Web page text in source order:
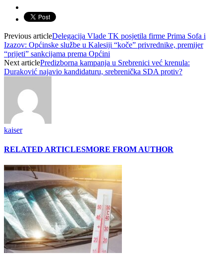
Previous articleDelegacija Vlade TK posjetila firme Prima Sofa i
Izazov: Općinske službe u Kalesiji “koče” privrednike, premijer
“prijeti” sankcijama prema Općini
Next articlePredizborna kampanja u Srebrenici već krenula:
Duraković najavio kandidaturu, srebrenička SDA protiv?
kaiser
RELATED ARTICLESMORE FROM AUTHOR